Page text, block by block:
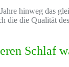
hinweg das
die Qualität
Schlaf